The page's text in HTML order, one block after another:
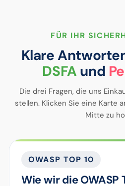
FÜR IHR
Klare
DSFA und
Die drei Fragen, die uns
stellen. Klicken Sie eine Karte
Mitte zu
OWASP TOP 10
Wie wir die OWASP